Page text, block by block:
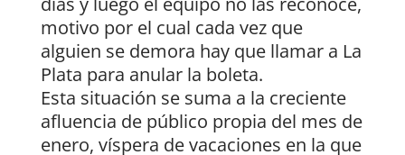
motivo por el cual cada vez que
alguien se demora hay que llamar a La
Plata para anular la boleta.
Esta situación se suma a la creciente
afluencia de público propia del mes de
enero, víspera de vacaciones en la que